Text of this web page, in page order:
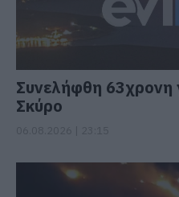
Συνελήφθη 63χρονη
Σκύρο